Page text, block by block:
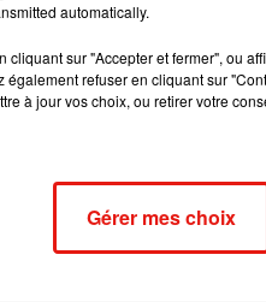
du couvre-feu, qui touche
sentiment qu'on a, c'est
essaie de trouver les
pour éviter une
la réunion.
de réanimation: le
dans toute la
automatically.
cliquant sur "Accepter et fermer", ou
également refuser en cliquant sur
à jour vos choix, ou retirer votre
Gérer mes choix